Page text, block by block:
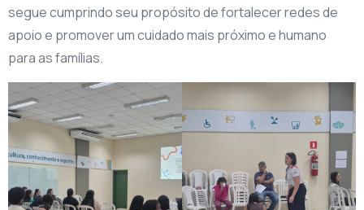
segue cumprindo seu propósito de fortalecer redes de
apoio e promover um cuidado mais próximo e humano
para as famílias.